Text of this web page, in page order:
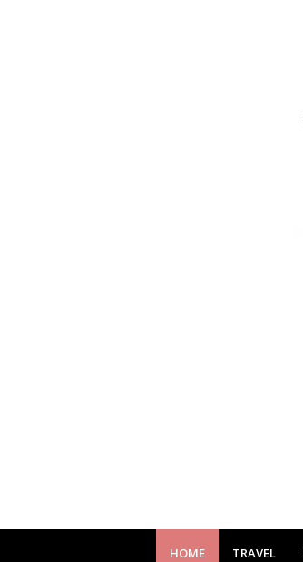
HOME TRAVEL